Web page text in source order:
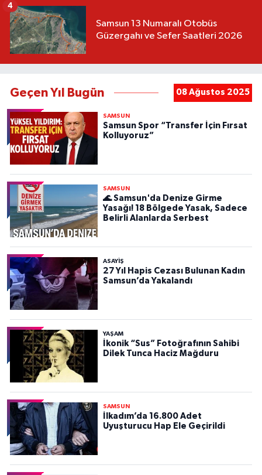
Samsun 13 Numaralı Otobüs
Güzergahı ve Sefer Saatleri 2026
4
Geçen Yıl Bugün 08 Ağustos 2025
SAMSUN
Samsun Spor “Transfer İçin Fırsat
Kolluyoruz”
SAMSUN
🌊 Samsun'da Denize Girme
Yasağı! 18 Bölgede Yasak, Sadece
Belirli Alanlarda Serbest
ASAYIŞ
27 Yıl Hapis Cezası Bulunan Kadın
Samsun’da Yakalandı
YAŞAM
İkonik “Sus” Fotoğrafının Sahibi
Dilek Tunca Haciz Mağduru
SAMSUN
İlkadım’da 16.800 Adet
Uyuşturucu Hap Ele Geçirildi